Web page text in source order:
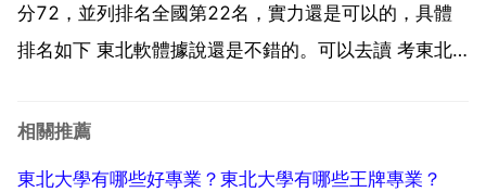
分72，並列排名全國第22名，實力還是可以的，具體
排名如下 東北軟體據說還是不錯的。可以去讀 考東北
北大學軟體工程專業2016年考研招生簡章招生目錄 碼
相關推薦
東北大學有哪些好專業？東北大學有哪些王牌專業？